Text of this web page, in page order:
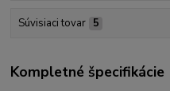
Súvisiaci tovar 5
Kompletné špecifikácie